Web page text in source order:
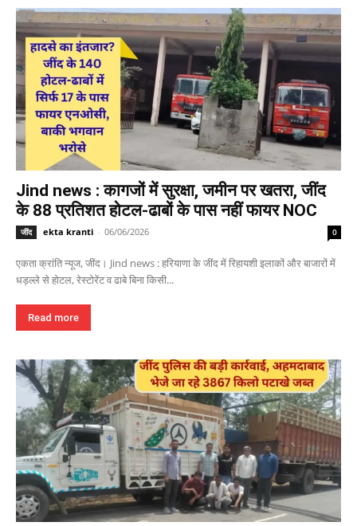
Jind news : कागजों में सुरक्षा, जमीन पर खतरा, जींद
के 88 प्रतिशत होटल-ढाबों के पास नहीं फायर NOC
जींद ekta kranti - 06/06/2026 0
एकता क्रांति न्यूज, जींद। Jind news : हरियाणा के जींद में रिहायशी इलाकों और बाजारों में
धड़ल्ले से होटल, रेस्टोरेंट व ढाबे बिना किसी...
Read more